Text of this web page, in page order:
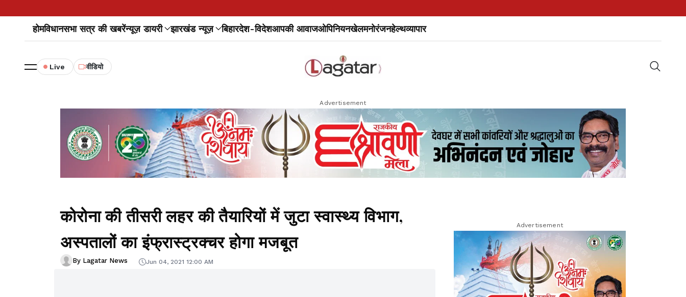
होमविधानसभा सत्र की खबरेंन्यूज़ डायरी झारखंड न्यूज़ बिहारदेश-विदेशआपकी आवाजओपिनियनखेलमनोरंजनहेल्थव्यापार
Live वीडियो
Advertisement
कोरोना की तीसरी लहर की तैयारियों में जुटा स्वास्थ्य विभाग,
अस्पतालों का इंफ्रास्ट्रक्चर होगा मजबूत
By Lagatar News Jun 04, 2021 12:00 AM
Advertisement